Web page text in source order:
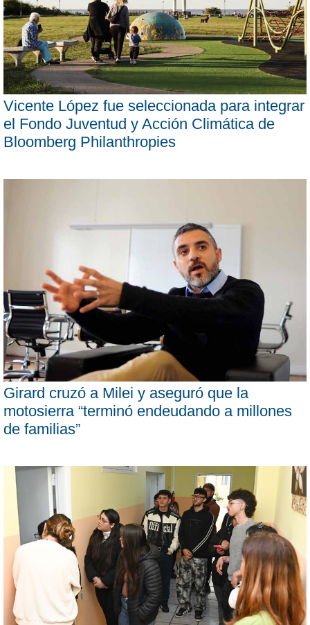
Vicente López fue seleccionada para integrar
el Fondo Juventud y Acción Climática de
Bloomberg Philanthropies
Girard cruzó a Milei y aseguró que la
motosierra “terminó endeudando a millones
de familias”